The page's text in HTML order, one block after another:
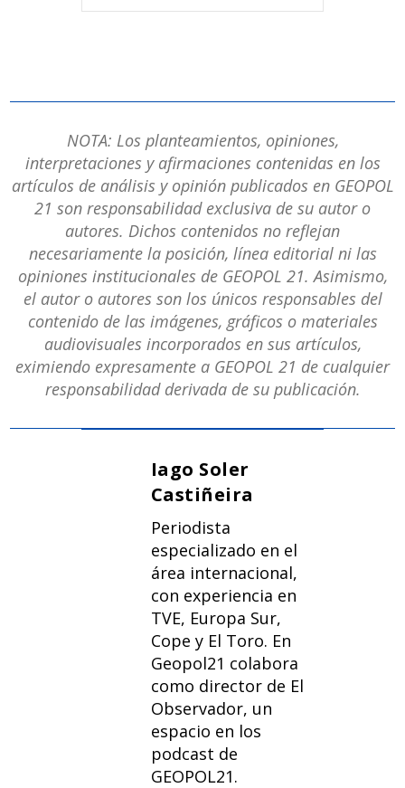
NOTA: Los planteamientos, opiniones,
interpretaciones y afirmaciones contenidas en los
artículos de análisis y opinión publicados en GEOPOL
21 son responsabilidad exclusiva de su autor o
autores. Dichos contenidos no reflejan
necesariamente la posición, línea editorial ni las
opiniones institucionales de GEOPOL 21. Asimismo,
el autor o autores son los únicos responsables del
contenido de las imágenes, gráficos o materiales
audiovisuales incorporados en sus artículos,
eximiendo expresamente a GEOPOL 21 de cualquier
responsabilidad derivada de su publicación.
Iago Soler
Castiñeira
Periodista
especializado en el
área internacional,
con experiencia en
TVE, Europa Sur,
Cope y El Toro. En
Geopol21 colabora
como director de El
Observador, un
espacio en los
podcast de
GEOPOL21.